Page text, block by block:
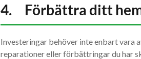
4. Förbättra ditt
Investeringar behöver inte enbart vara
reparationer eller förbättringar du har